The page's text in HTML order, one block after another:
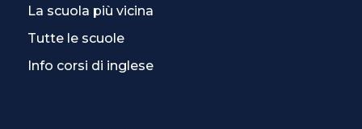
La scuola più vicina
Tutte le scuole
Info corsi di inglese